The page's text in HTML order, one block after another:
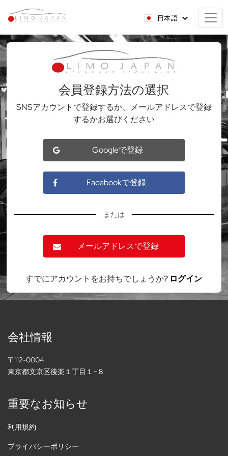
日本語
会員登録方法の選択
SNSアカウントで登録するか、メールアドレスで登録
するかお選びください
Googleで登録
Facebookで登録
または
メールアドレスで登録
すでにアカウントをお持ちでしょうか? ログイン
会社情報
〒112-0004
東京都文京区後楽１丁目１−８
重要なお知らせ
利用規約
プライバシーポリシー